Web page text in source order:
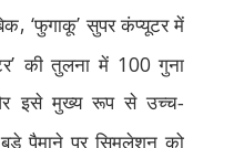
, ‘फुगाकू’सुपर कंप्यूटर में
’की तुलना में 100 गुना
इसे मुख्य रूप से उच्च-
पैमाने पर सिमुलेशन को